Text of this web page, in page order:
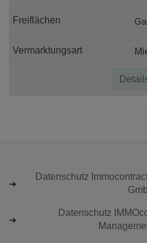
Datenschutz
Datenschutz